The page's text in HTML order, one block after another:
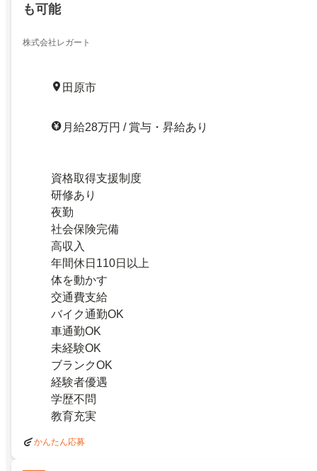
も可能
株式会社レガート
田原市
月給28万円 / 賞与・昇給あり
資格取得支援制度
研修あり
夜勤
社会保険完備
高収入
年間休日110日以上
体を動かす
交通費支給
バイク通勤OK
車通勤OK
未経験OK
ブランクOK
経験者優遇
学歴不問
教育充実
かんたん応募